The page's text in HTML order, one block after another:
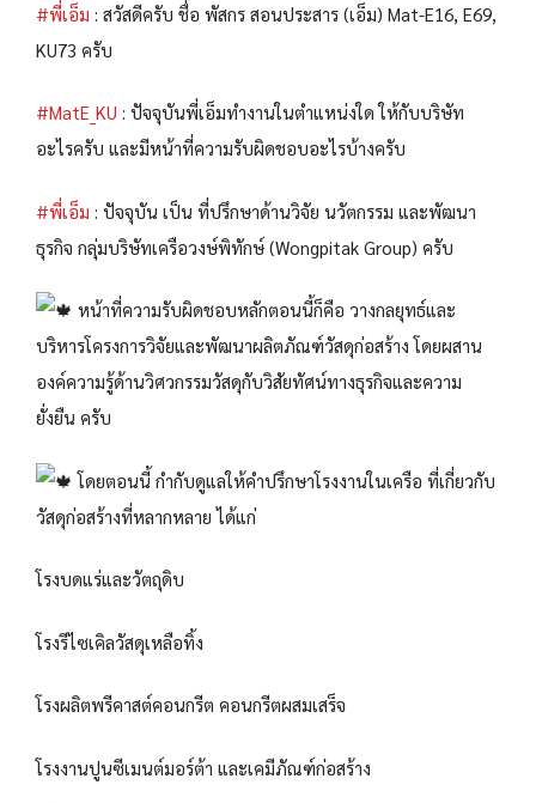
#พี่เอ็ม : สวัสดีครับ ชื่อ พัสกร สอนประสาร (เอ็ม) Mat-E16, E69,
KU73 ครับ
#MatE_KU : ปัจจุบันพี่เอ็มทำงานในตำแหน่งใด ให้กับบริษัท
อะไรครับ และมีหน้าที่ความรับผิดชอบอะไรบ้างครับ
#พี่เอ็ม : ปัจจุบัน เป็น ที่ปรึกษาด้านวิจัย นวัตกรรม และพัฒนา
ธุรกิจ กลุ่มบริษัทเครือวงษ์พิทักษ์ (Wongpitak Group) ครับ
หน้าที่ความรับผิดชอบหลักตอนนี้ก็คือ วางกลยุทธ์และ
บริหารโครงการวิจัยและพัฒนาผลิตภัณฑ์วัสดุก่อสร้าง โดยผสาน
องค์ความรู้ด้านวิศวกรรมวัสดุกับวิสัยทัศน์ทางธุรกิจและความ
ยั่งยืน ครับ
โดยตอนนี้ กำกับดูแลให้คำปรึกษาโรงงานในเครือ ที่เกี่ยวกับ
วัสดุก่อสร้างที่หลากหลาย ได้แก่
โรงบดแร่และวัตถุดิบ
โรงรีไซเคิลวัสดุเหลือทิ้ง
โรงผลิตพรีคาสต์คอนกรีต คอนกรีตผสมเสร็จ
โรงงานปูนซีเมนต์มอร์ต้า และเคมีภัณฑ์ก่อสร้าง